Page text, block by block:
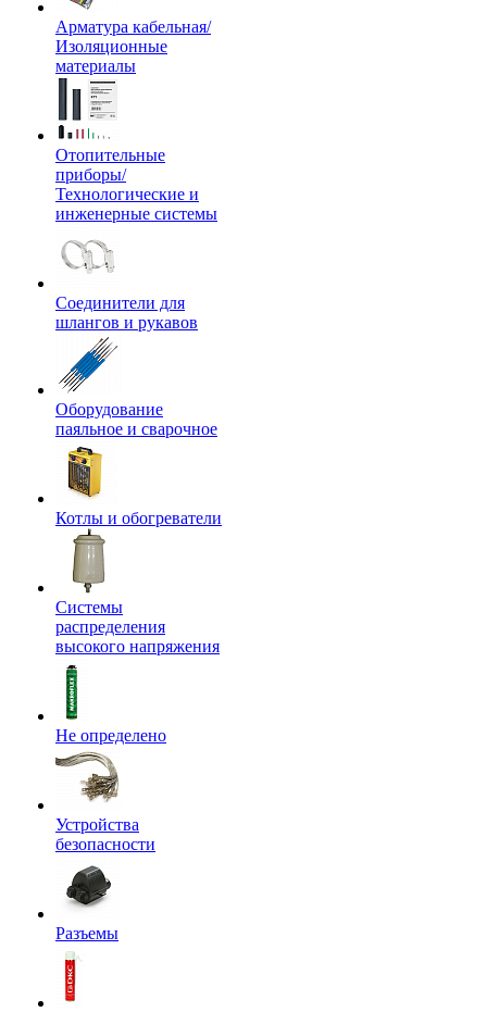
Арматура кабельная/
Изоляционные
материалы
Отопительные
приборы/
Технологические и
инженерные системы
Соединители для
шлангов и рукавов
Оборудование
паяльное и сварочное
Котлы и обогреватели
Системы
распределения
высокого напряжения
Не определено
Устройства
безопасности
Разъемы